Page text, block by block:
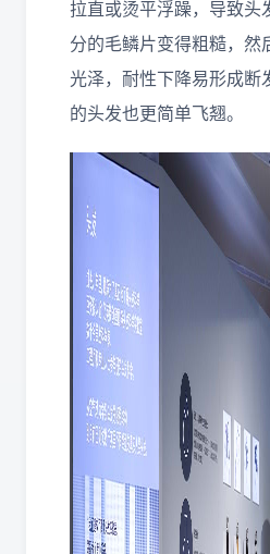
拉直或烫平浮躁，导致头
分的毛鳞片变得粗糙，然
光泽，耐性下降易形成断
的头发也更简单飞翘。